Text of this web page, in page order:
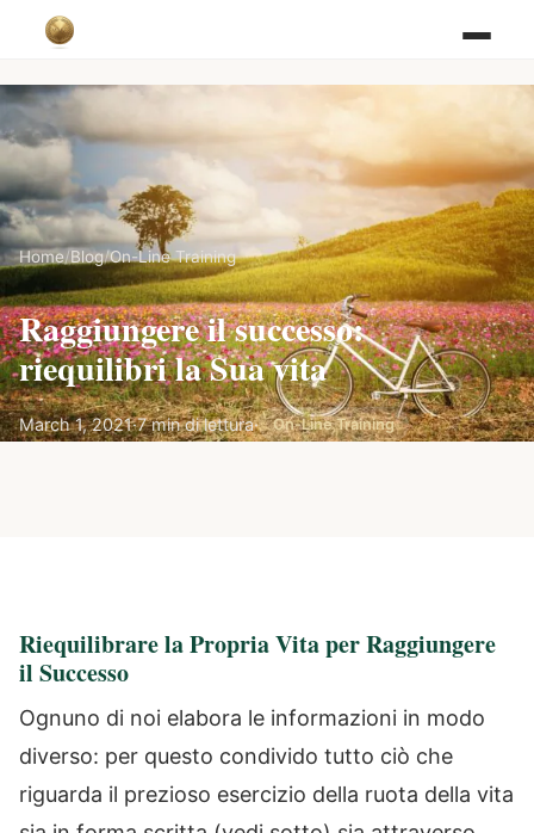
Home/Blog/On-Line Training
Raggiungere il successo:
riequilibri la Sua vita
March 1, 2021·7 min di lettura· On-Line Training
Riequilibrare la Propria Vita per Raggiungere
il Successo
Ognuno di noi elabora le informazioni in modo
diverso: per questo condivido tutto ciò che
riguarda il prezioso esercizio della ruota della vita